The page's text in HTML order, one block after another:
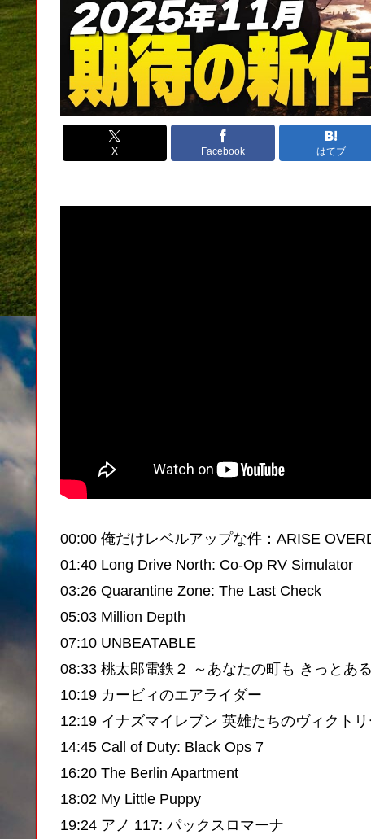
X Facebook はてブ
00:00 俺だけレベルアップな件：ARISE
01:40 Long Drive North: Co-Op RV Simulator
03:26 Quarantine Zone: The Last Check
05:03 Million Depth
07:10 UNBEATABLE
08:33 桃太郎電鉄２ ～あなたの町も きっとあ
10:19 カービィのエアライダー
12:19 イナズマイレブン 英雄たちのヴィクト
14:45 Call of Duty: Black Ops 7
16:20 The Berlin Apartment
18:02 My Little Puppy
19:24 アノ 117: パックスロマーナ